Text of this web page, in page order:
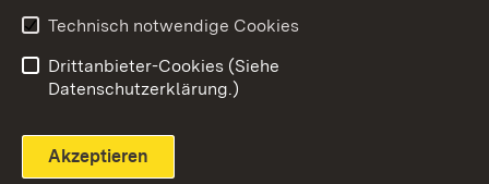
Technisch notwendige Cookies
Drittanbieter-Cookies (Siehe
Datenschutzerklärung.)
Akzeptieren